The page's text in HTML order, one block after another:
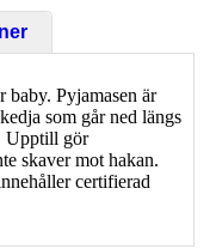
Pyjamasen är
som går ned längs
Upptill gör
skaver mot hakan.
certifierad